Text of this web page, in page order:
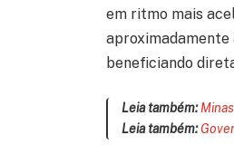
em ritmo mais
aproximadamente
beneficiando
Leia também:
Leia também: